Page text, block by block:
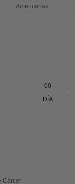
Americanas
00
DÍA
:
Cárcer